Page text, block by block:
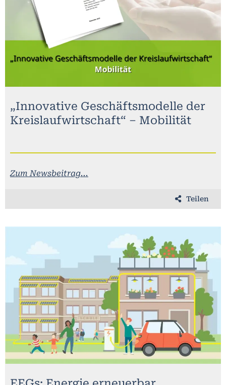
„Innovative Geschäftsmodelle der
Kreislaufwirtschaft“ – Mobilität
Zum Newsbeitrag...
Teilen